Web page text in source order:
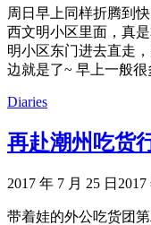
周日早上同样折腾到
西文明小区里面，真
明小区东门进去直走
边就是了~ 早上一般
Diaries
再赴潮州吃货
2017 年 7 月 25 日 2017
带着娃的外公吃货团